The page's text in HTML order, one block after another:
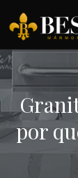
Granito branco itaúnas: saiba
por